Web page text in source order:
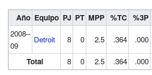
Año Equipo PJ PT MPP %TC %3P
2008–
09
Detroit 8 0 2.5 .364 .000
Total 8 0 2.5 .364 .000